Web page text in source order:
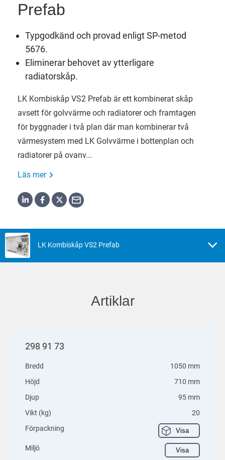
Prefab
Typgodkänd och provad enligt SP-metod
5676.
Eliminerar behovet av ytterligare
radiatorskåp.
LK Kombiskåp VS2 Prefab är ett kombinerat skåp
avsett för golvvärme och radiatorer och framtagen
för byggnader i två plan där man kombinerar två
värmesystem med LK Golvvärme i bottenplan och
radiatorer på ovanv...
Läs mer
LK Kombiskåp VS2 Prefab
Artiklar
298 91 73
Bredd
1050 mm
Höjd
710 mm
Djup
95 mm
Vikt (kg)
20
Förpackning
Visa
Miljö Visa